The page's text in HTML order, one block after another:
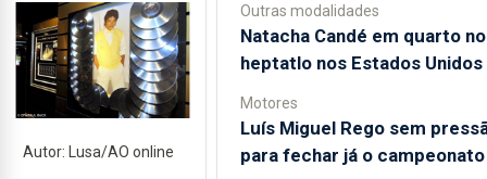
Autor: Lusa/AO online
Outras modalidades
Natacha Candé em quarto no
heptatlo nos Estados Unidos
Motores
Luís Miguel Rego sem
para fechar já o campeonato